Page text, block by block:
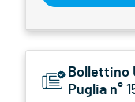
Bollettino
Puglia n°